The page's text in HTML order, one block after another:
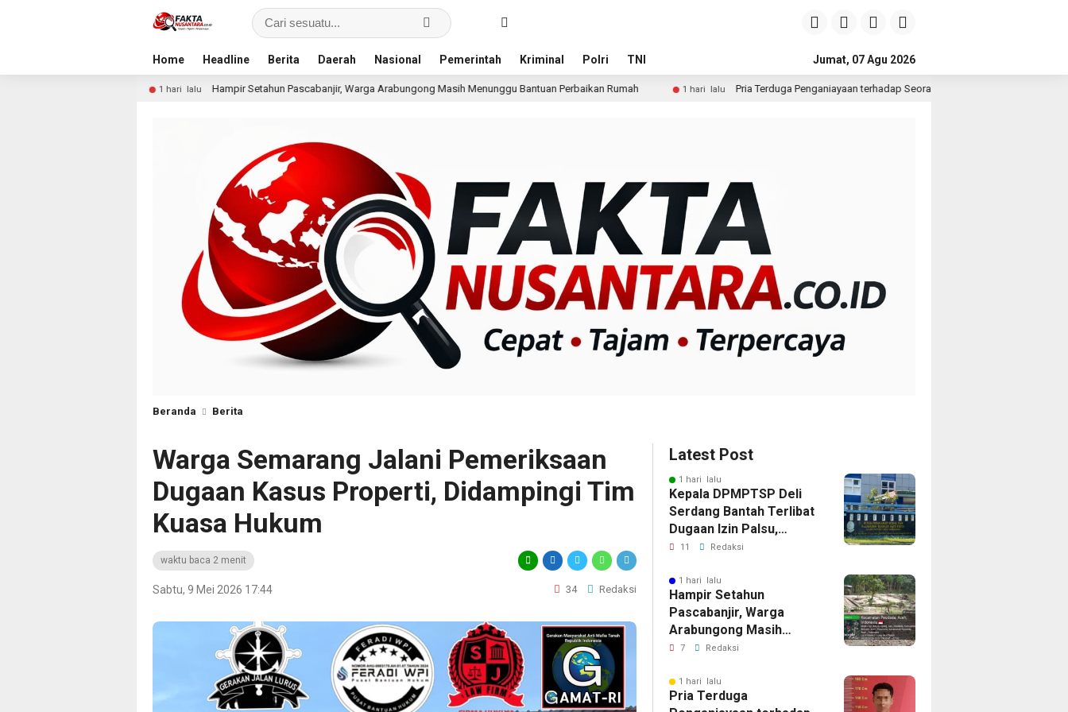
Home Headline Berita Daerah Nasional Pemerintah Kriminal Polri TNI Jumat, 07 Agu 2026
Hampir Setahun Pascabanjir, Warga Arabungong Masih Menunggu Bantuan Perbaikan Rumah 1 hari lalu Pria Terduga Penganiayaan terhadap Seorang Wanita di Medan Ditangkap Polisi
Beranda Berita
Warga Semarang Jalani Pemeriksaan
Dugaan Kasus Properti, Didampingi Tim
Kuasa Hukum
waktu baca 2 menit
Sabtu, 9 Mei 2026 17:44 34 Redaksi
Latest Post
1 hari lalu
Kepala DPMPTSP Deli
Serdang Bantah Terlibat
Dugaan Izin Palsu,
Tegaskan Proses
Jalur Resmi
11 Redaksi
1 hari lalu
Hampir Setahun
Pascabanjir, Warga
Arabungong Masih
Menunggu Bantuan
7 Redaksi
1 hari lalu
Pria Terduga